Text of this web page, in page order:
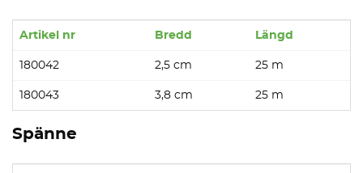
Artikel nr Bredd Längd
180042 2,5 cm 25 m
180043 3,8 cm 25 m
Spänne